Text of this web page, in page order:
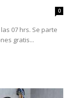
0
Se parte
militar. Inscripciones gratis...